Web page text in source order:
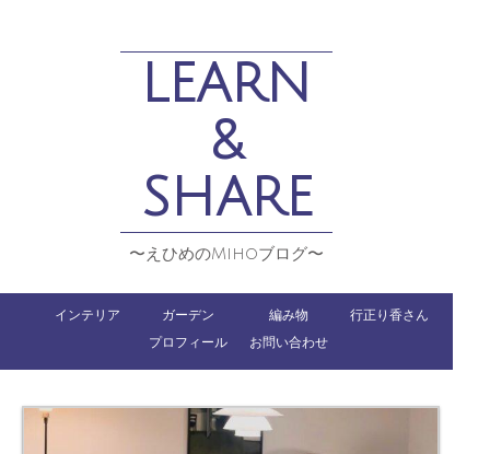
LEARN
&
SHARE
〜えひめのMihoブログ〜
インテリア ガーデン 編み物
行正り香さん
プロフィール
お問い合わせ